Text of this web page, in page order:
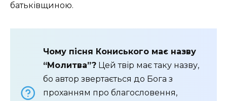
батьківщиною.
Чому пісня Кониського має назву
“Молитва”? Цей твір має таку назву,
бо автор звертається до Бога з
проханням про благословення,